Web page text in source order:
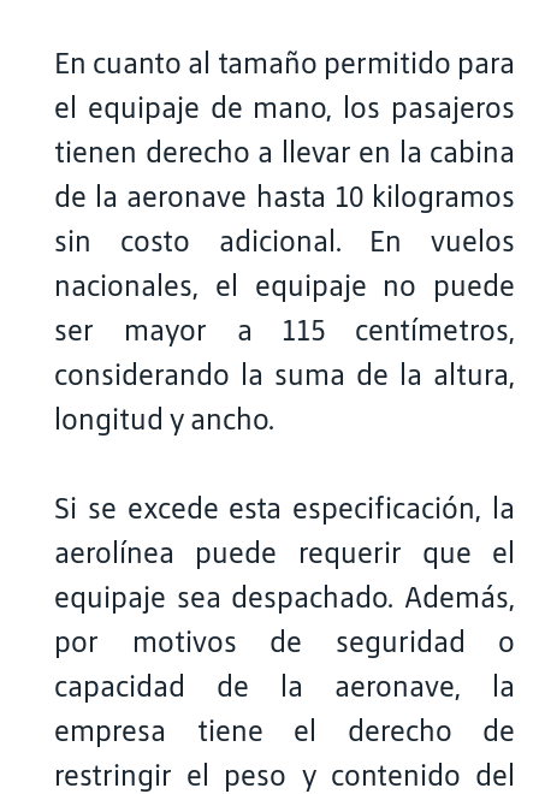
En cuanto al tamaño permitido para
el equipaje de mano, los pasajeros
tienen derecho a llevar en la cabina
de la aeronave hasta 10 kilogramos
sin costo adicional. En vuelos
nacionales, el equipaje no puede
ser mayor a 115 centímetros,
considerando la suma de la altura,
longitud y ancho.
Si se excede esta especificación, la
aerolínea puede requerir que el
equipaje sea despachado. Además,
por motivos de seguridad o
capacidad de la aeronave, la
empresa tiene el derecho de
restringir el peso y contenido del